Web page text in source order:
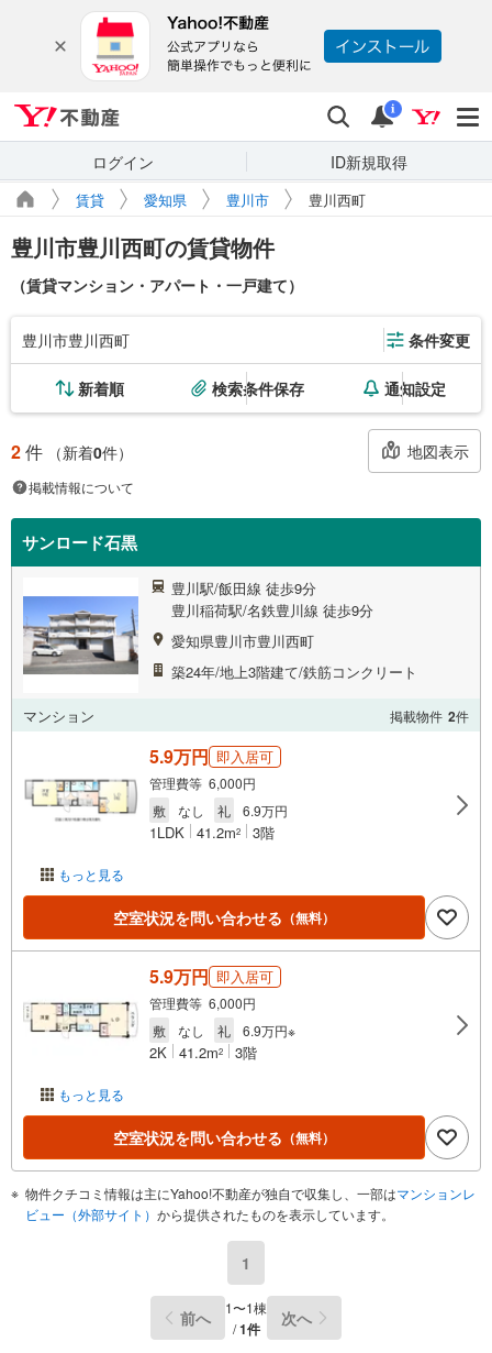
検索 通知
i
ログイン ID新規取得
賃貸 愛知県 豊川市 豊川西町
豊川市豊川西町の賃貸物件
（賃貸マンション・アパート・一戸建て）
豊川市豊川西町 条件変更
新着順 検索条件保存 通知設定
2件 （新着0件） 地図表示
掲載情報について
サンロード石黒
豊川駅/飯田線 徒歩9分
豊川稲荷駅/名鉄豊川線 徒歩9分
愛知県豊川市豊川西町
築24年/地上3階建て/鉄筋コンクリート
マンション 掲載物件 2件
もっと見る
5.9万円 即入居可
管理費等 6,000円
敷
なし 礼 6.9万円
1LDK 41.2m2 3階
空室状況を問い合わせる （無料）
もっと見る
5.9万円 即入居可
管理費等 6,000円
敷
なし 礼 6.9万円※
2K 41.2m2 3階
空室状況を問い合わせる （無料）
物件クチコミ情報は主にYahoo!不動産が独自で収集し、一部はマンションレ
ビュー（外部サイト） から提供されたものを表示しています。
1
前へ
1〜1棟
/1件 次へ